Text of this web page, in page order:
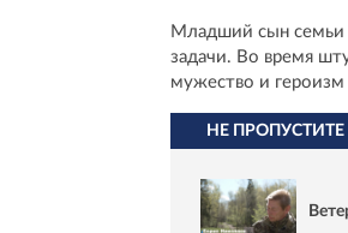
Младший сын семьи
задачи. Во время
мужество и
НЕ ПРОПУСТИТЕ